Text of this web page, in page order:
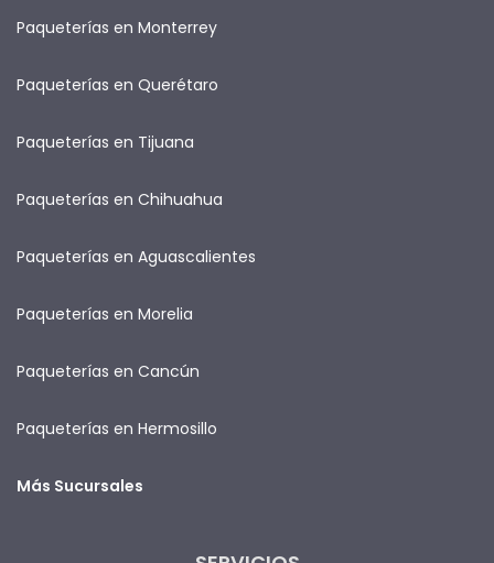
Paqueterías en Monterrey
Paqueterías en Querétaro
Paqueterías en Tijuana
Paqueterías en Chihuahua
Paqueterías en Aguascalientes
Paqueterías en Morelia
Paqueterías en Cancún
Paqueterías en Hermosillo
Más Sucursales